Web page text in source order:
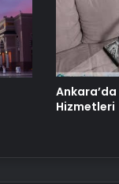
Hizmetleri